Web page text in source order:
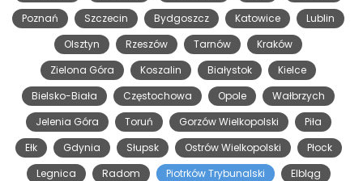
Poznań
Szczecin Bydgoszcz Katowice
Lublin
Olsztyn
Rzeszów Tarnów
Kraków
Zielona Góra
Koszalin Białystok
Kielce
Bielsko-Biała
Częstochowa Opole
Wałbrzych
Jelenia Góra
Toruń Gorzów Wielkopolski
Piła
Ełk
Gdynia Słupsk Ostrów Wielkopolski
Płock
Legnica
Radom Piotrków Trybunalski Elbląg